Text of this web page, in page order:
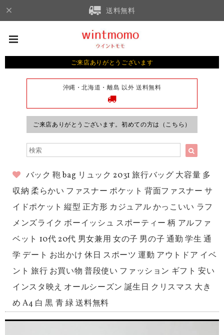
送料無料
ご来店ありがとうございます
沖縄・北海道・離島 以外 送料無料
ご来店ありがとうございます。初めての方は（こちら）
バック 鞄 bag リュック 2031 旅行バッグ 大容量 多
収納 柔らかい ファスナー ポケット 背面ファスナー サ
イドポケット 縦型 正方形 カジュアル かっこいい ラフ
メンズライク ボーイッシュ スポーティー 柄 アルファ
ベット 10代 20代 男女兼用 女の子 男の子 通勤 学生 通
学 デート お出かけ 休日 スポーツ 運動 アウトドア イベ
ント 旅行 お買い物 普段使い ファッション ギフト 安い
インスタ映え オールシーズン 誕生日 クリスマス 大き
め A4 白 黒 青 緑 送料無料